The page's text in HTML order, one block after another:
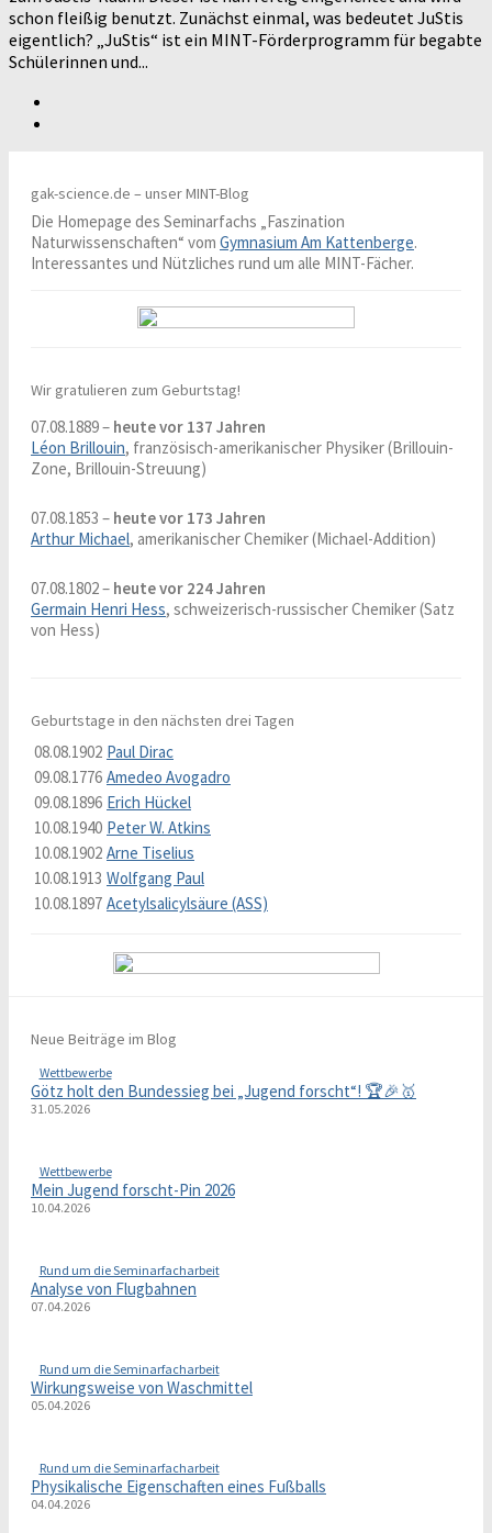
schon fleißig benutzt. Zunächst einmal, was bedeutet JuStis
eigentlich? „JuStis“ ist ein MINT-Förderprogramm für begabte
Schülerinnen und...
gak-science.de – unser MINT-Blog
Die Homepage des Seminarfachs „Faszination
Naturwissenschaften“ vom Gymnasium Am Kattenberge.
Interessantes und Nützliches rund um alle MINT-Fächer.
Wir gratulieren zum Geburtstag!
07.08.1889 – heute vor 137 Jahren
Léon Brillouin, französisch-amerikanischer Physiker (Brillouin-
Zone, Brillouin-Streuung)
07.08.1853 – heute vor 173 Jahren
Arthur Michael, amerikanischer Chemiker (Michael-Addition)
07.08.1802 – heute vor 224 Jahren
Germain Henri Hess, schweizerisch-russischer Chemiker (Satz
von Hess)
Geburtstage in den nächsten drei Tagen
08.08.1902 Paul Dirac
09.08.1776 Amedeo Avogadro
09.08.1896 Erich Hückel
10.08.1940 Peter W. Atkins
10.08.1902 Arne Tiselius
10.08.1913 Wolfgang Paul
10.08.1897 Acetylsalicylsäure (ASS)
Neue Beiträge im Blog
Wettbewerbe
Götz holt den Bundessieg bei „Jugend forscht“! 🏆🎉🥇
31.05.2026
Wettbewerbe
Mein Jugend forscht-Pin 2026
10.04.2026
Rund um die Seminarfacharbeit
Analyse von Flugbahnen
07.04.2026
Rund um die Seminarfacharbeit
Wirkungsweise von Waschmittel
05.04.2026
Rund um die Seminarfacharbeit
Physikalische Eigenschaften eines Fußballs
04.04.2026